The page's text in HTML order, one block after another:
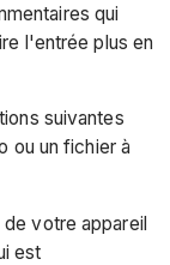
qui
l'entrée plus en
suivantes
ou un fichier à
de votre appareil
est